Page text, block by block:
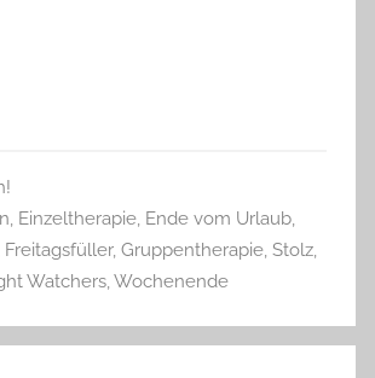
, Einzeltherapie, Ende vom Urlaub,
Freitagsfüller, Gruppentherapie, Stolz,
Watchers,Wochenende